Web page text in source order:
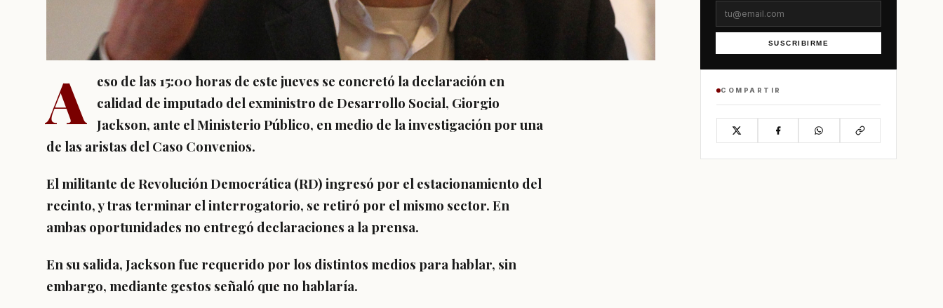
A
eso de las 15:00 horas de este jueves se concretó la declaración en
calidad de imputado del exministro de Desarrollo Social, Giorgio
Jackson, ante el Ministerio Público, en medio de la investigación por una
de las aristas del Caso Convenios.
El militante de Revolución Democrática (RD) ingresó por el estacionamiento del
recinto, y tras terminar el interrogatorio, se retiró por el mismo sector. En
ambas oportunidades no entregó declaraciones a la prensa.
En su salida, Jackson fue requerido por los distintos medios para hablar, sin
embargo, mediante gestos señaló que no hablaría.
SUSCRIBIRME
COMPARTIR